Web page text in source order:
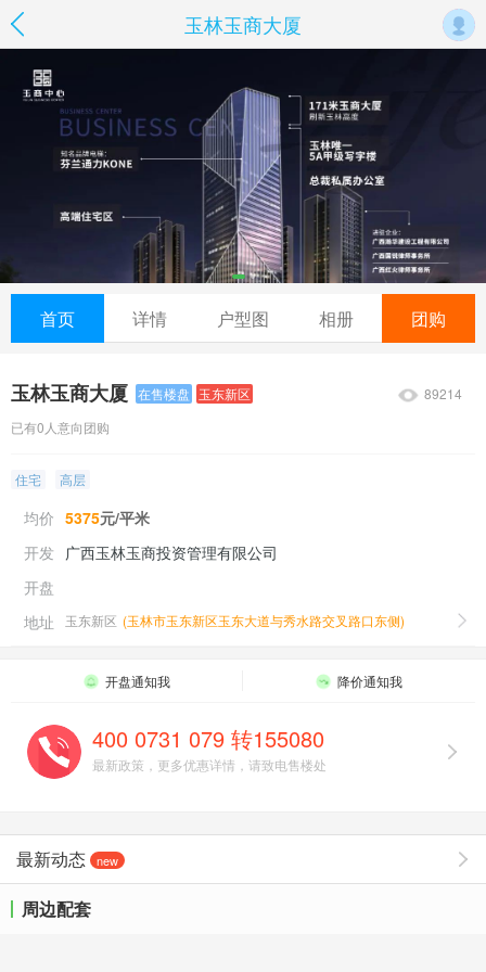
玉林玉商大厦
首页 详情 户型图 相册 团购
89214
玉林玉商大厦 在售楼盘 玉东新区
已有0人意向团购
住宅 高层
均价 5375元/平米
开发 广西玉林玉商投资管理有限公司
开盘
地址
玉东新区 (玉林市玉东新区玉东大道与秀水路交叉路口东侧)
开盘通知我 降价通知我
400 0731 079 转155080
最新政策，更多优惠详情，请致电售楼处
最新动态 new
周边配套